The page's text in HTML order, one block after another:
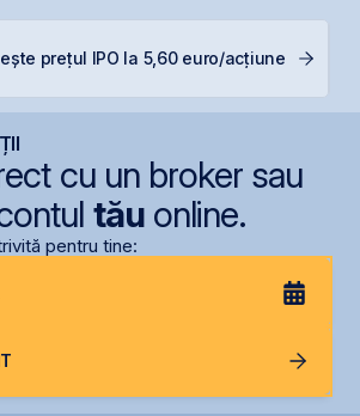
prețul IPO la 5,60 euro/acțiune
cu un broker sau
tăuonline.
pentru tine: